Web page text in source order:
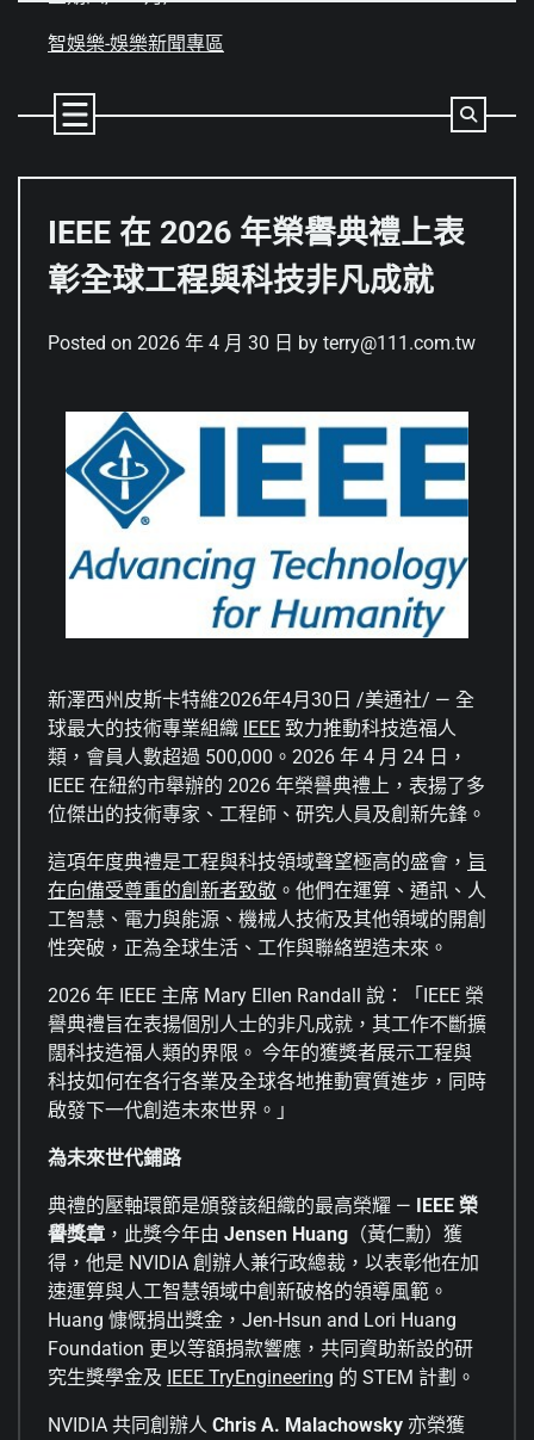
智娛樂-娛樂新聞專區
IEEE 在 2026 年榮譽典禮上表
彰全球工程與科技非凡成就
Posted on 2026 年 4 月 30 日 by terry@111.com.tw
新澤西州皮斯卡特維2026年4月30日 /美通社/ — 全
球最大的技術專業組織 IEEE 致力推動科技造福人
類，會員人數超過 500,000。2026 年 4 月 24 日，
IEEE 在紐約市舉辦的 2026 年榮譽典禮上，表揚了多
位傑出的技術專家、工程師、研究人員及創新先鋒。
這項年度典禮是工程與科技領域聲望極高的盛會， 旨
在向備受尊重的創新者致敬 。他們在運算、通訊、人
工智慧、電力與能源、機械人技術及其他領域的開創
性突破，正為全球生活、工作與聯絡塑造未來。
2026 年 IEEE 主席 Mary Ellen Randall 說：「IEEE 榮
譽典禮旨在表揚個別人士的非凡成就，其工作不斷擴
闊科技造福人類的界限。 今年的獲獎者展示工程與
科技如何在各行各業及全球各地推動實質進步，同時
啟發下一代創造未來世界。」
為未來世代鋪路
典禮的壓軸環節是頒發該組織的最高榮耀 — IEEE 榮
譽獎章 ，此獎今年由 Jensen Huang （黃仁勳）獲
得，他是 NVIDIA 創辦人兼行政總裁，以表彰他在加
速運算與人工智慧領域中創新破格的領導風範。
Huang 慷慨捐出獎金，Jen-Hsun and Lori Huang
Foundation 更以等額捐款響應，共同資助新設的研
究生獎學金及 IEEE TryEngineering 的 STEM 計劃。
NVIDIA 共同創辦人 Chris A. Malachowsky 亦榮獲